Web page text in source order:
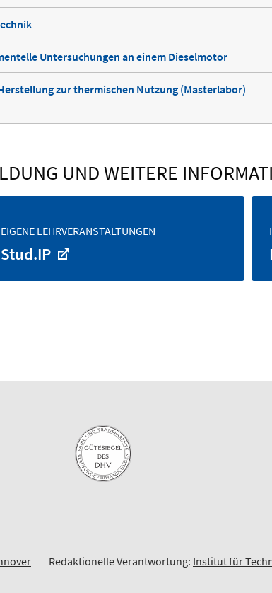
Untersuchungen an einem Dieselmotor
zur thermischen Nutzung (Masterlabor)
UND WEITERE
EIGENE LEHRVERANSTALTUNGEN
Stud.IP
Redaktionelle Verantwortung: Institut für